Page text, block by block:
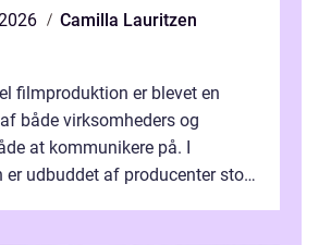
Camilla Lauritzen
filmproduktion er blevet en
både virksomheders og
at kommunikere på. I
er udbuddet af producenter stort,